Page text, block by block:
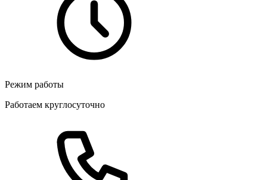
Режим работы
Работаем круглосуточно